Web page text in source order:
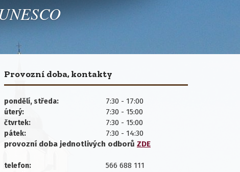
Provozní doba, kontakty
pondělí, středa: 7:30 - 17:00
úterý: 7:30 - 15:00
čtvrtek: 7:30 - 15:00
pátek:
7:30 - 14:30
provozní doba jednotlivých odborů ZDE
telefon: 566 688 111